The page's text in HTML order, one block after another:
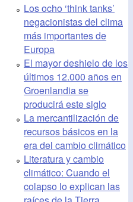
Los ocho ‘think tanks’
negacionistas del clima
más importantes de
Europa
El mayor deshielo de los
últimos 12.000 años en
Groenlandia se
producirá este siglo
La mercantilización de
recursos básicos en la
era del cambio climático
Literatura y cambio
climático: Cuando el
colapso lo explican las